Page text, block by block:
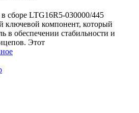
сборе LTG16R5-030000/445
ключевой компонент, который
в обеспечении стабильности и
Этот